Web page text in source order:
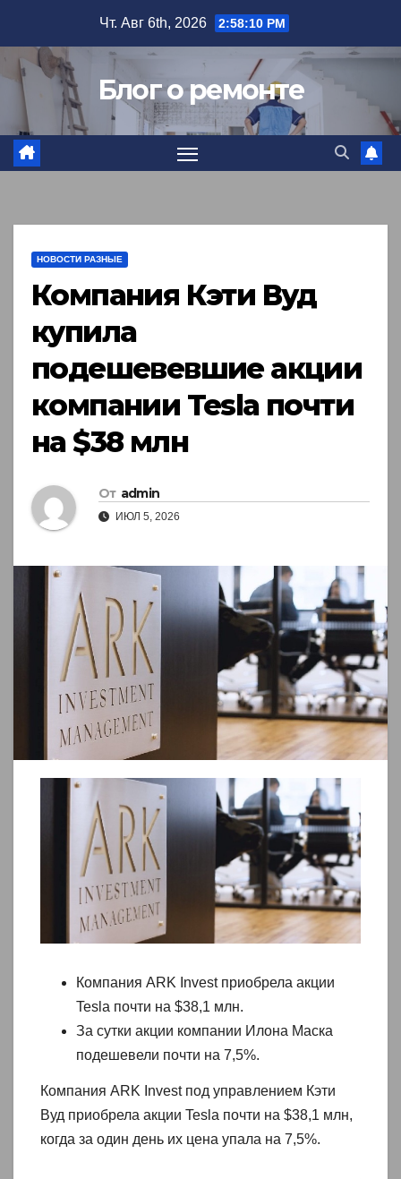
содержимому
Чт. Авг 6th, 2026 2:58:11 PM
Блог о ремонте
НОВОСТИ РАЗНЫЕ
Компания Кэти Вуд
купила
подешевевшие акции
компании Tesla почти
на $38 млн
От admin
ИЮЛ 5, 2026
Компания ARK Invest приобрела акции
Tesla почти на $38,1 млн.
За сутки акции компании Илона Маска
подешевели почти на 7,5%.
Компания ARK Invest под управлением Кэти
Вуд приобрела акции Tesla почти на $38,1 млн,
когда за один день их цена упала на 7,5%.